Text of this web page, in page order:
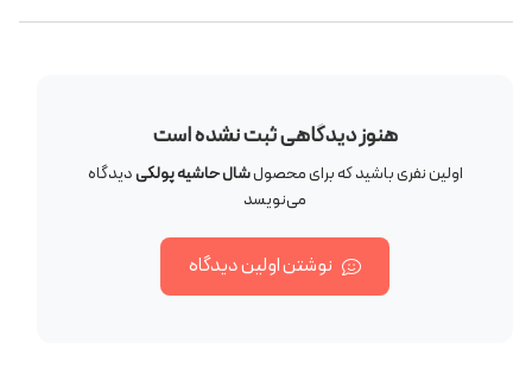
هنوز دیدگاهی ثبت نشده است
اولین نفری باشید که برای محصولشال حاشیه پولکیدیدگاه
می‌نویسد
نوشتن اولین دیدگاه